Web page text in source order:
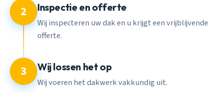
2 Inspectie en offerte
Wij inspecteren uw dak en u krijgt een vrijblijvende
offerte.
3 Wij lossen het op
Wij voeren het dakwerk vakkundig uit.